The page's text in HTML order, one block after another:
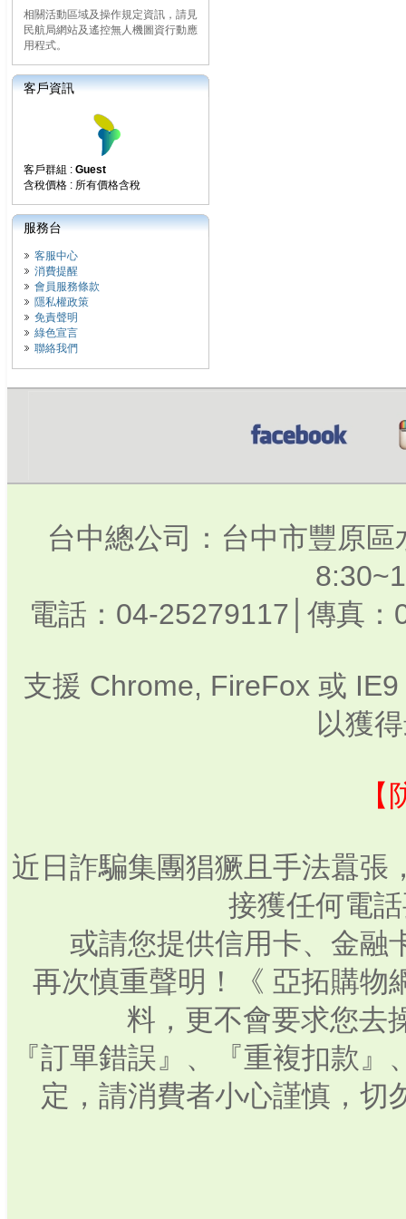
相關活動區域及操作規定資訊，請見
民航局網站及遙控無人機圖資行動應
用程式。
客戶資訊
客戶群組 : Guest
含稅價格 : 所有價格含稅
服務台
客服中心
消費提醒
會員服務條款
隱私權政策
免責聲明
綠色宣言
聯絡我們
台中總公司：台中市豐原
電話：04-25279117│傳真
支援 Chrome, FireFox 或
以獲
近日詐騙集團猖獗且手法囂張
接獲任何電
或請您提供信用卡、金融
再次慎重聲明！《 亞拓購物
料，更不會要求您去
『訂單錯誤』、『重複扣款
定，請消費者小心謹慎，切